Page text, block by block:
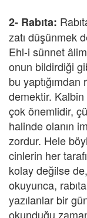
2- Rabıta:
zatı düşünmek
Ehl-i sünnet
onun bildirdiği
bu
demektir. Kalbin
çok önemlidir,
halinde olanın
zordur. Hele
cinlerin her
kolay değilse
okuyunca,
yazılanlar bir
okunduğu